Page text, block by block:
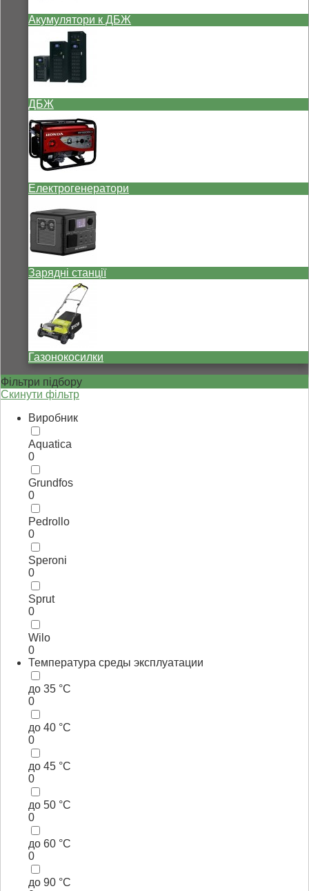
Акумулятори к ДБЖ
ДБЖ
Електрогенератори
Зарядні станції
Газонокосилки
Фільтри підбору
Скинути фільтр
Виробник
Aquatica
0
Grundfos
0
Pedrollo
0
Speroni
0
Sprut
0
Wilo
0
Температура среды эксплуатации
до 35 °С
0
до 40 °С
0
до 45 °С
0
до 50 °С
0
до 60 °С
0
до 90 °С